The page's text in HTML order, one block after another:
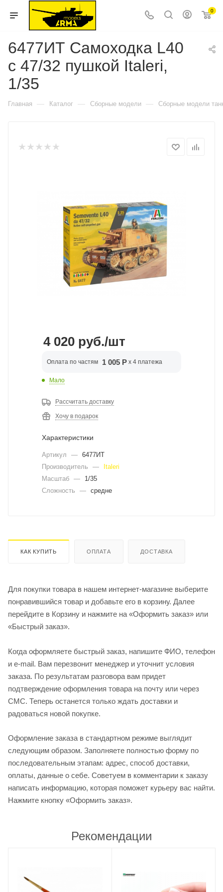
0
6477ИТ Самоходка L40
с 47/32 пушкой Italeri,
1/35
Главная — Каталог — Сборные модели — Сборные модели
4 020 руб./шт
Оплата по частям 1 005 Р x 4 платежа
Мало
Рассчитать доставку
Хочу в подарок
Характеристики
Артикул — 6477ИТ
Производитель
—
Italeri
Масштаб —
1/35
Сложность
— средне
КАК КУПИТЬ ОПЛАТА ДОСТАВКА
Для покупки товара в нашем интернет-магазине выберите
понравившийся товар и добавьте его в корзину. Далее
перейдите в Корзину и нажмите на «Оформить заказ» или
«Быстрый заказ».
Когда оформляете быстрый заказ, напишите ФИО, телефон
и e-mail. Вам перезвонит менеджер и уточнит условия
заказа. По результатам разговора вам придет
подтверждение оформления товара на почту или через
СМС. Теперь останется только ждать доставки и
радоваться новой покупке.
Оформление заказа в стандартном режиме выглядит
следующим образом. Заполняете полностью форму по
последовательным этапам: адрес, способ доставки,
оплаты, данные о себе. Советуем в комментарии к заказу
написать информацию, которая поможет курьеру вас найти.
Нажмите кнопку «Оформить заказ».
Рекомендации